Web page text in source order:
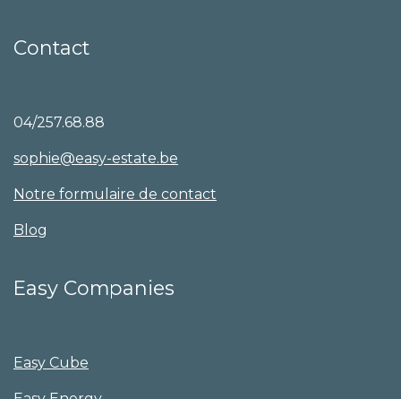
Contact
04/257.68.88
sophie@easy-estate.be
Notre formulaire de contact
Blog
Easy Companies
Easy Cube